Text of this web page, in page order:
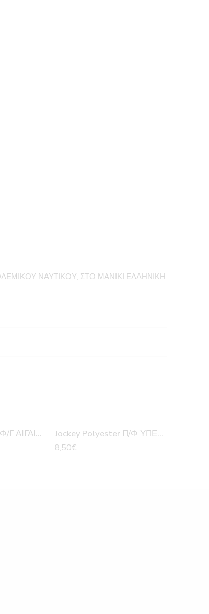
ΝΑΥΤΙΚΟΥ, ΣΤΟ ΜΑΝΙΚΙ ΕΛΛΗΝΙΚΗ
Jockey Polyester Φ/Γ ΑΙΓΑΙΟΝ ΠΕΝΤΑΦΥΛΛΟ Jockey Polyester Π/Φ ΥΠΕΡΙΩΝ
8,50€